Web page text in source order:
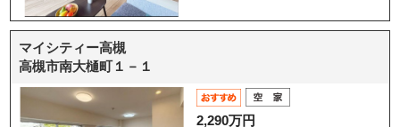
マイシティー高槻
高槻市南大樋町１－１
2,290万円